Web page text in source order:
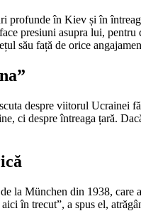
în Kiev și în
presiuni asupra lui,
său față de orice
despre viitorul Ucrainei
ci despre întreaga țară.
la München din 1938,
în trecut”, a spus el,